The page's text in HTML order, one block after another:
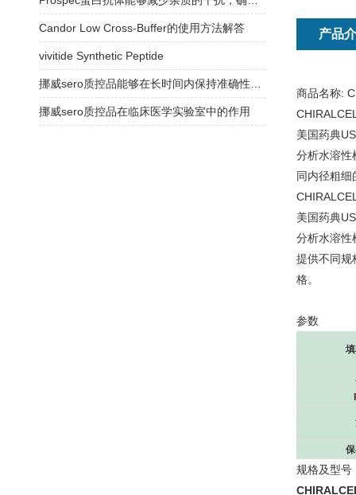
产品
商品名称:
美国药典
分析水溶性
同内径粗细
美国药典
分析水溶性
提供不同规
格。
参数
规格及型号
Candor Low Cross-Buffer的使用方法解答
vivitide Synthetic Peptide
挪威sero质控品在临床医学实验室中的作用